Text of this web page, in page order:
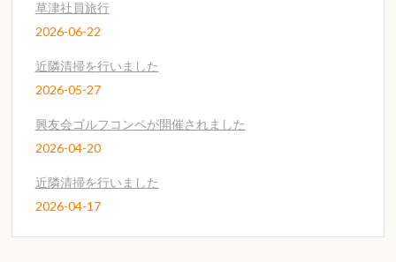
草津社員旅行
2026-06-22
近隣清掃を行いました
2026-05-27
興友会ゴルフコンペが開催されました
2026-04-20
近隣清掃を行いました
2026-04-17